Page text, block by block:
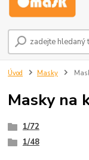
Úvod Masky
Masky na
1/72
1/48